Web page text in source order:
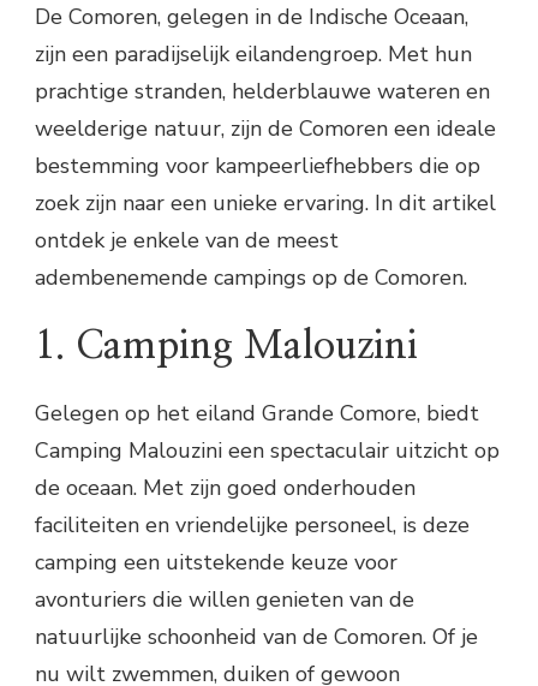
De Comoren, gelegen in de Indische Oceaan,
zijn een paradijselijk eilandengroep. Met hun
prachtige stranden, helderblauwe wateren en
weelderige natuur, zijn de Comoren een ideale
bestemming voor kampeerliefhebbers die op
zoek zijn naar een unieke ervaring. In dit artikel
ontdek je enkele van de meest
adembenemende campings op de Comoren.
1. Camping Malouzini
Gelegen op het eiland Grande Comore, biedt
Camping Malouzini een spectaculair uitzicht op
de oceaan. Met zijn goed onderhouden
faciliteiten en vriendelijke personeel, is deze
camping een uitstekende keuze voor
avonturiers die willen genieten van de
natuurlijke schoonheid van de Comoren. Of je
nu wilt zwemmen, duiken of gewoon